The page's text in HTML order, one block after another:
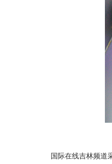
国际在线吉林频道采